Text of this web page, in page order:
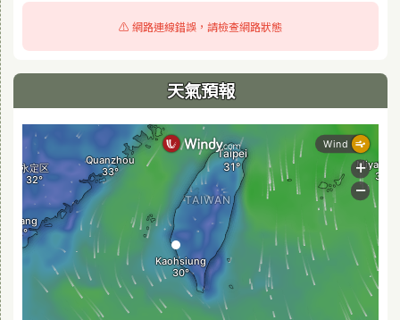
⚠️ 網路連線錯誤，請檢查網路狀態
天氣預報